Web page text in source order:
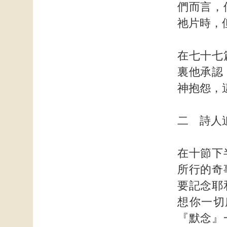
們而言，
祂片時，
在七十七
裏他承認
神抱怨，
二 詩人
在十節下
所行的
要記念耶
想你一
『默念